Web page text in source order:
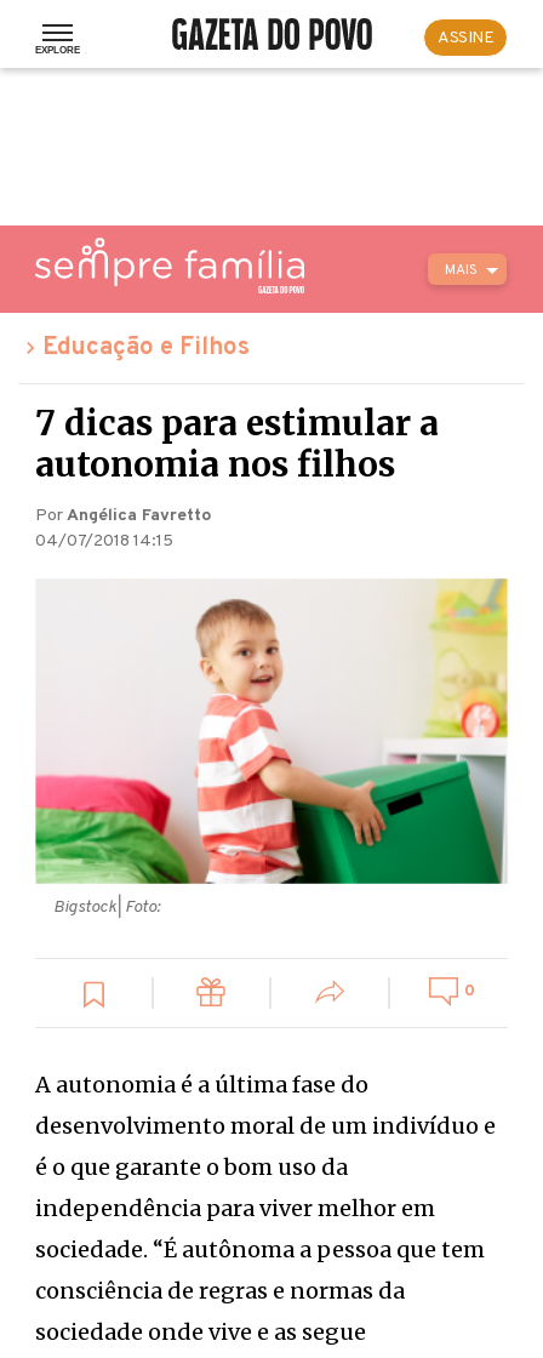
ASSINE
MAIS
Educação e Filhos
7 dicas para estimular a
autonomia nos filhos
PorAngélica Favretto
04/07/2018 14:15
Bigstock | Foto:
0
A autonomia é a última fase do
desenvolvimento moral de um indivíduo e
é o que garante o bom uso da
independência para viver melhor em
sociedade. “É autônoma a pessoa que tem
consciência de regras e normas da
sociedade onde vive e as segue